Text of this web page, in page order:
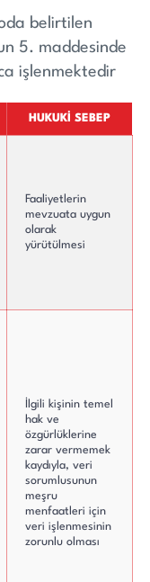
belirtilen
5. maddesinde
işlenmektedir
HUKUKİ SEBEP
Faaliyetlerin
mevzuata uygun
olarak
yürütülmesi
İlgili kişinin temel
hak ve
özgürlüklerine
zarar vermemek
kaydıyla, veri
sorumlusunun
meşru
menfaatleri için
veri işlenmesinin
zorunlu olması